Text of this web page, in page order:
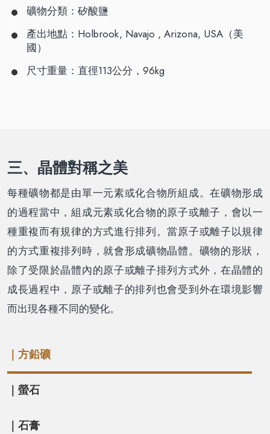
礦物分類：矽酸鹽
產出地點：Holbrook, Navajo , Arizona, USA（美
國）
尺寸重量：直徑113公分，96kg
三、晶體對稱之美
每種礦物都是由單一元素或化合物所組成。在礦物形成
的過程當中，組成元素或化合物的原子或離子，會以一
種重複而有規律的方式進行排列。當原子或離子以規律
的方式重複排列時，就會形成礦物晶體。礦物的形狀，
除了受限於晶體內的原子或離子排列方式外，在晶體的
成長過程中，原子或離子的排列也會受到外在環境影響
而出現各種不同的變化。
｜方鉛礦
｜螢石
｜石膏